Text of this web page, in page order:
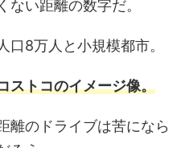
ない距離の数字だ。
口8万人と小規模都市。
ストコのイメージ像。
離のドライブは苦になら